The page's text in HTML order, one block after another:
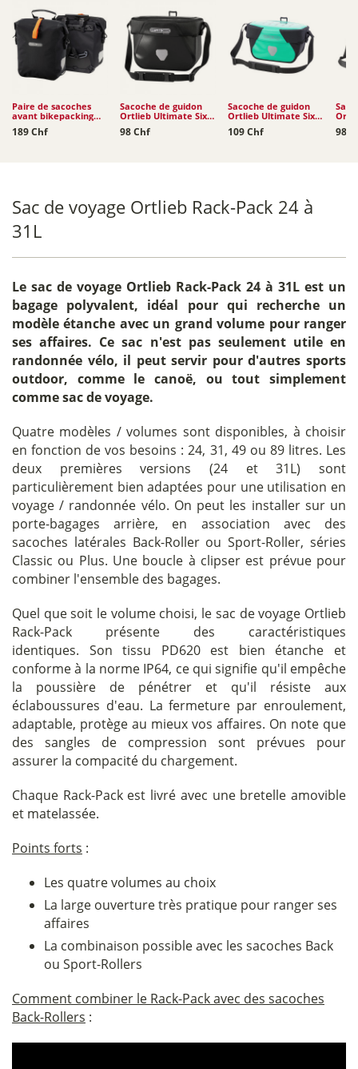
Paire de sacoches
avant bikepacking
Ortlieb Gravel-Pack
2...
189 Chf
Sacoche de guidon
Ortlieb Ultimate Six
Classic 5 à 6.5L
98 Chf
Sacoche de guidon
Ortlieb Ultimate Six
Free 5 L
109 Chf
Plus
98
Sac de voyage Ortlieb Rack-Pack 24 à
31L
Le sac de voyage Ortlieb Rack-Pack 24 à 31L est un
bagage polyvalent, idéal pour qui recherche un
modèle étanche avec un grand volume pour ranger
ses affaires. Ce sac n'est pas seulement utile en
randonnée vélo, il peut servir pour d'autres sports
outdoor, comme le canoë, ou tout simplement
comme sac de voyage.
Quatre modèles / volumes sont disponibles, à choisir
en fonction de vos besoins : 24, 31, 49 ou 89 litres. Les
deux premières versions (24 et 31L) sont
particulièrement bien adaptées pour une utilisation en
voyage / randonnée vélo. On peut les installer sur un
porte-bagages arrière, en association avec des
sacoches latérales Back-Roller ou Sport-Roller, séries
Classic ou Plus. Une boucle à clipser est prévue pour
combiner l'ensemble des bagages.
Quel que soit le volume choisi, le sac de voyage Ortlieb
Rack-Pack présente des caractéristiques
identiques. Son tissu PD620 est bien étanche et
conforme à la norme IP64, ce qui signifie qu'il empêche
la poussière de pénétrer et qu'il résiste aux
éclaboussures d'eau. La fermeture par enroulement,
adaptable, protège au mieux vos affaires. On note que
des sangles de compression sont prévues pour
assurer la compacité du chargement.
Chaque Rack-Pack est livré avec une bretelle amovible
et matelassée.
Points forts :
Les quatre volumes au choix
La large ouverture très pratique pour ranger ses
affaires
La combinaison possible avec les sacoches Back
ou Sport-Rollers
Comment combiner le Rack-Pack avec des sacoches
Back-Rollers :